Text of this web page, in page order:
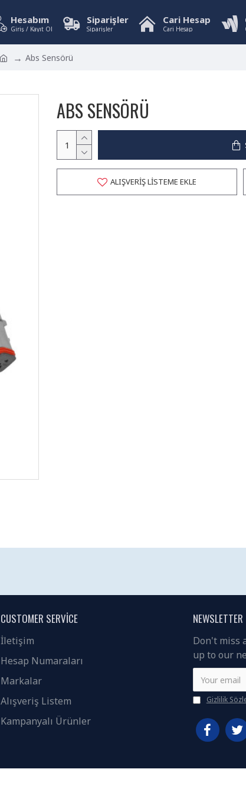
Hesabım
Giriş / Kayıt Ol
Siparişler
Siparişler
Cari Hesap
Cari Hesap
Abs Sensörü
ABS SENSÖRÜ
ALIŞVERIŞ LISTEME EKLE
CUSTOMER SERVICE
İletişim
Hesap Numaraları
Markalar
Alışveriş Listem
Kampanyalı Ürünler
NEWSLETTER
Don't miss
up to our
Gizlilik